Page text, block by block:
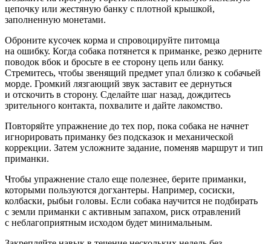
цепочку или жестяную банку с плотной крышкой,
заполненную монетами.
Оброните кусочек корма и спровоцируйте питомца
на ошибку. Когда собака потянется к приманке, резко дерните
поводок вбок и бросьте в ее сторону цепь или банку.
Стремитесь, чтобы звенящий предмет упал близко к собачьей
морде. Громкий лязгающий звук заставит ее дернуться
и отскочить в сторону. Сделайте шаг назад, дождитесь
зрительного контакта, похвалите и дайте лакомство.
Повторяйте упражнение до тех пор, пока собака не начнет
игнорировать приманку без подсказок и механической
коррекции. Затем усложните задание, поменяв маршрут и тип
приманки.
Чтобы упражнение стало еще полезнее, берите приманки,
которыми пользуются догхантеры. Например, сосиски,
колбаски, рыбьи головы. Если собака научится не подбирать
с земли приманки с активным запахом, риск отравлений
с неблагоприятным исходом будет минимальным.